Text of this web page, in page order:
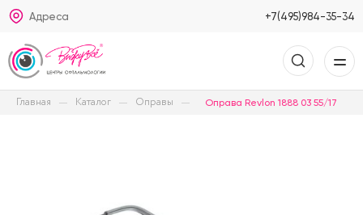
Адреса +7(495)984-35-34
Главная Каталог Оправы Оправа Revlon 1888 03 55/17